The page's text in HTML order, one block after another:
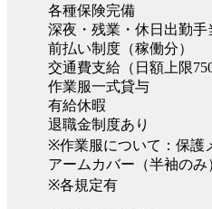
各種保険完備
深夜・残業・休日出勤手
前払い制度（稼働分）
交通費支給（日額上限750
作業服一式貸与
有給休暇
退職金制度あり
※作業服について：保護
アームカバー（半袖の
※各規定有